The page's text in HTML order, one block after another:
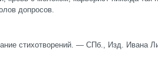
допросов.
стихотворений. — СПб., Изд. Ивана